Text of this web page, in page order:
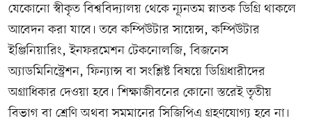
যেকোনো স্বীকৃত বিশ্ববিদ্যালয় থেকে ন্যূনতম স্নাতক ডিগ্রি থাকলে
আবেদন করা যাবে। তবে কম্পিউটার সায়েন্স, কম্পিউটার
ইঞ্জিনিয়ারিং, ইনফরমেশন টেকনোলজি, বিজনেস
অ্যাডমিনিস্ট্রেশন, ফিন্যান্স বা সংশ্লিষ্ট বিষয়ে ডিগ্রিধারীদের
অগ্রাধিকার দেওয়া হবে। শিক্ষাজীবনের কোনো স্তরেই তৃতীয়
বিভাগ বা শ্রেণি অথবা সমমানের সিজিপিএ গ্রহণযোগ্য হবে না।